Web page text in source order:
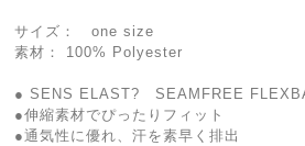
サイズ： one size
素材： 100% Polyester
● SENS ELAST? SEAMFREE
●伸縮素材でぴったりフィット
●通気性に優れ、汗を素早く排出